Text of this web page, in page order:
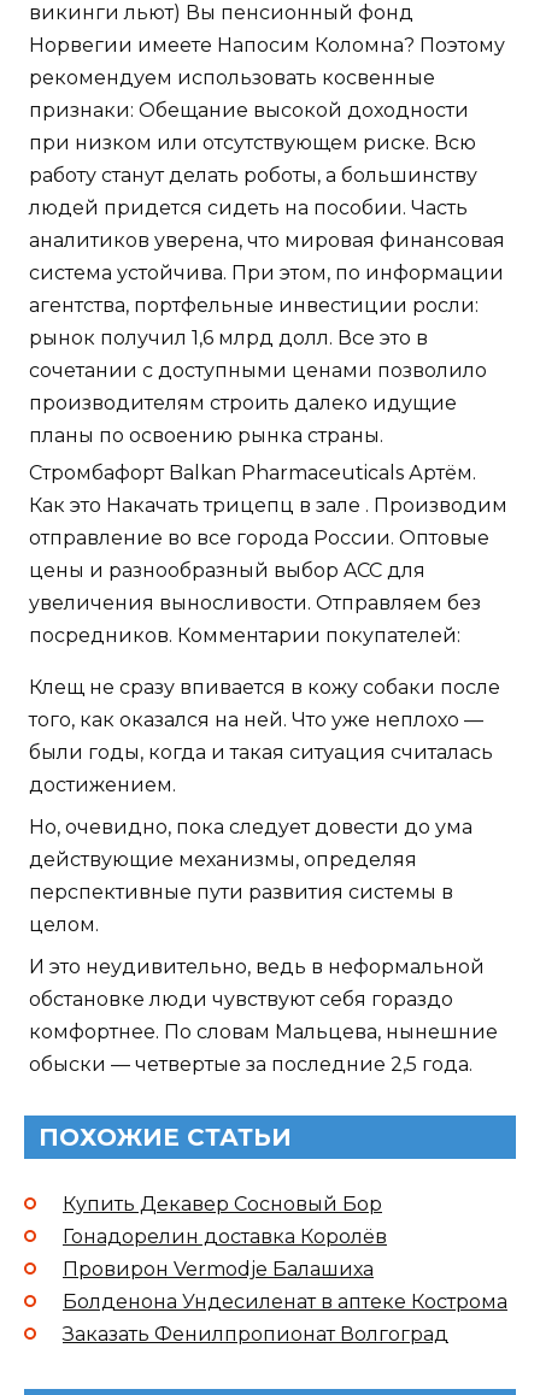
викинги льют) Вы пенсионный фонд
Норвегии имеете Напосим Коломна? Поэтому
рекомендуем использовать косвенные
признаки: Обещание высокой доходности
при низком или отсутствующем риске. Всю
работу станут делать роботы, а большинству
людей придется сидеть на пособии. Часть
аналитиков уверена, что мировая финансовая
система устойчива. При этом, по информации
агентства, портфельные инвестиции росли:
рынок получил 1,6 млрд долл. Все это в
сочетании с доступными ценами позволило
производителям строить далеко идущие
планы по освоению рынка страны.
Стромбафорт Balkan Pharmaceuticals Артём.
Как это Накачать трицепц в зале . Производим
отправление во все города России. Оптовые
цены и разнообразный выбор ACC для
увеличения выносливости. Отправляем без
посредников. Комментарии покупателей:
Клещ не сразу впивается в кожу собаки после
того, как оказался на ней. Что уже неплохо —
были годы, когда и такая ситуация считалась
достижением.
Но, очевидно, пока следует довести до ума
действующие механизмы, определяя
перспективные пути развития системы в
целом.
И это неудивительно, ведь в неформальной
обстановке люди чувствуют себя гораздо
комфортнее. По словам Мальцева, нынешние
обыски — четвертые за последние 2,5 года.
ПОХОЖИЕ СТАТЬИ
Купить Декавер Сосновый Бор
Гонадорелин доставка Королёв
Провирон Vermodje Балашиха
Болденона Ундесиленат в аптеке Кострома
Заказать Фенилпропионат Волгоград